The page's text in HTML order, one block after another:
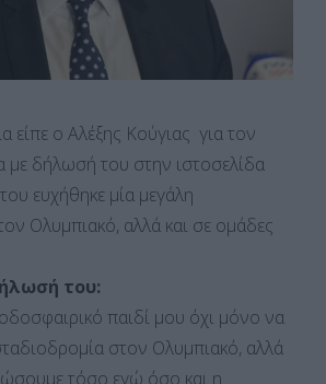
είπε ο Αλέξης Κούγιας για τον
δήλωσή του στην ιστοσελίδα
ευχήθηκε μία μεγάλη
Ολυμπιακό, αλλά και σε ομάδες
του:
παιδί μου όχι μόνο να
στον Ολυμπιακό, αλλά
τόσο εγώ όσο και η